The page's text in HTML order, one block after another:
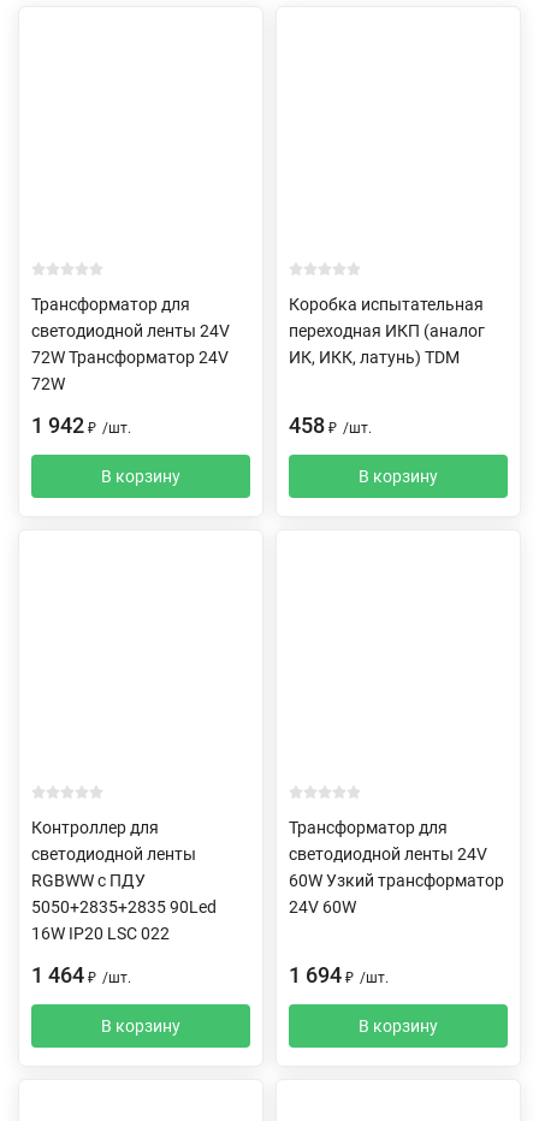
Трансформатор для
светодиодной ленты 24V
72W Трансформатор 24V
72W
1 942 ₽ /шт.
В корзину
Коробка испытательная
переходная ИКП (аналог
ИК, ИКК, латунь) TDM
458 ₽ /шт.
В корзину
Контроллер для
светодиодной ленты
RGBWW c ПДУ
5050+2835+2835 90Led
16W IP20 LSC 022
1 464 ₽ /шт.
В корзину
Трансформатор для
светодиодной ленты 24V
60W Узкий трансформатор
24V 60W
1 694 ₽ /шт.
В корзину